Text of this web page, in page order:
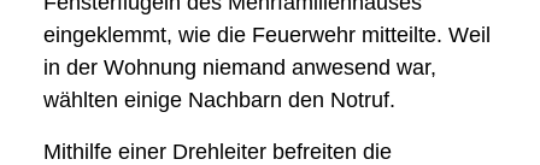
eingeklemmt, wie die Feuerwehr mitteilte. Weil
in der Wohnung niemand anwesend war,
wählten einige Nachbarn den Notruf.
Mithilfe einer Drehleiter befreiten die